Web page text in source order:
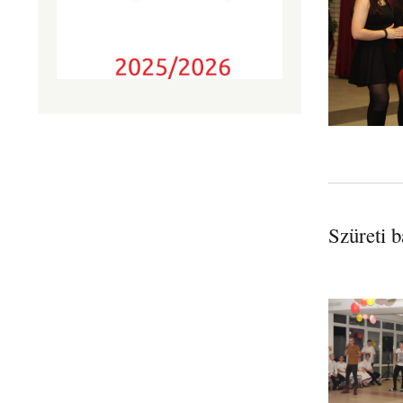
Szüreti